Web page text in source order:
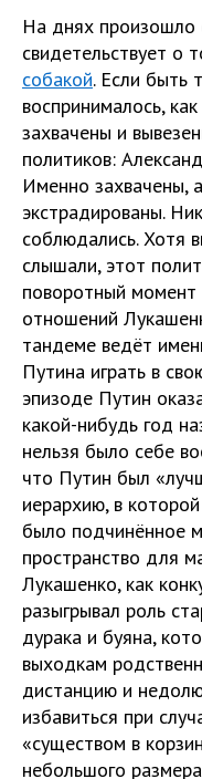
На днях произошло
свидетельствует о
собакой. Если быть
воспринималось,
захвачены и
политиков:
Именно захвачены,
экстрадированы.
соблюдались. Хотя
слышали, этот
поворотный момент
отношений
тандеме ведёт
Путина играть в
эпизоде Путин
какой-нибудь год
нельзя было себе
что Путин был
иерархию, в
было подчинённое
пространство для
Лукашенко, как
разыгрывал роль
дурака и буяна,
выходкам
дистанцию и
избавиться при
«существом в
небольшого